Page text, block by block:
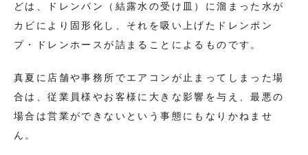
どは、ドレンパン（結露水の受け皿）に溜まった水が
カビにより固形化し、それを吸い上げたドレンポン
プ・ドレンホースが詰まることによるものです。
真夏に店舗や事務所でエアコンが止まってしまった場
合は、従業員様やお客様に大きな影響を与え、最悪の
場合は営業ができないという事態にもなりかねませ
ん。